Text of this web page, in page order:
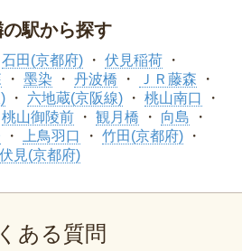
駅から探す
石田(京都府)
伏見稲荷
墨染 丹波橋
ＪＲ藤森
六地蔵(京阪線)
桃山南口
桃山御陵前 観月橋
向島
上鳥羽口
竹田(京都府)
伏見(京都府)
ある質問